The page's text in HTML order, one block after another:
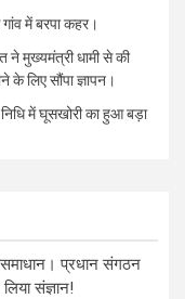
में बरपा कहर।
ने मुख्यमंत्री धामी से की
लिए सौंपा ज्ञापन।
में घूसखोरी का हुआ बड़ा
समाधान। प्रधान संगठन
संज्ञान!